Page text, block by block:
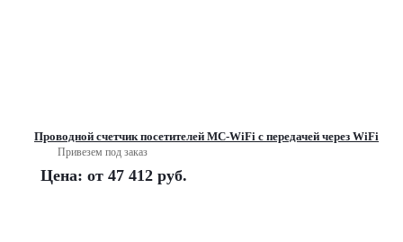
Проводной счетчик посетителей MC-WiFi с передачей через WiFi
Привезем под заказ
Цена: от 47 412 руб.